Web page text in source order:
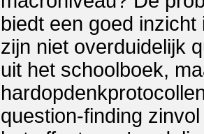
biedt een goed
zijn niet overduidelijk
uit het schoolboek,
question-finding